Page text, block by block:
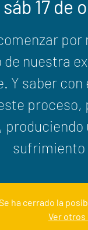
sáb 17 de
de nuestra
Y saber
proceso,
produciendo
sufrimiento
Se ha cerrado la
Ver